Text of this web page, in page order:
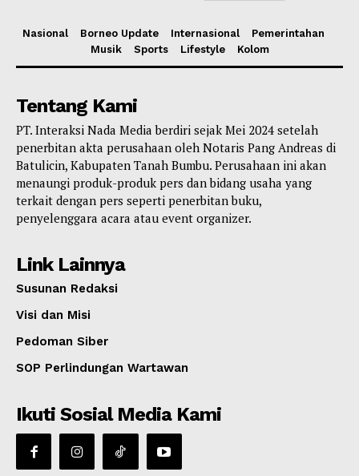
Nasional Borneo Update Internasional
Pemerintahan
Musik
Sports Lifestyle Kolom
Tentang Kami
PT. Interaksi Nada Media berdiri sejak Mei 2024 setelah
penerbitan akta perusahaan oleh Notaris Pang Andreas di
Batulicin, Kabupaten Tanah Bumbu. Perusahaan ini akan
menaungi produk-produk pers dan bidang usaha yang
terkait dengan pers seperti penerbitan buku,
penyelenggara acara atau event organizer.
Link Lainnya
Susunan Redaksi
Visi dan Misi
Pedoman Siber
SOP Perlindungan Wartawan
Ikuti Sosial Media Kami